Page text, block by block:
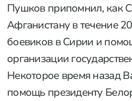
Пушков припомнил, как
Афганистану в течение
боевиков в Сирии и
организации
Некоторое время назад
помощь президенту